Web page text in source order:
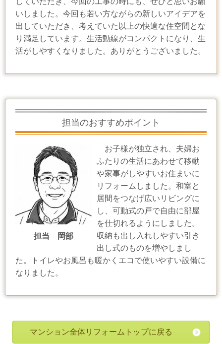
いしました。今回も若い方ながらの新しいアイデアを
出していただき、考えていた以上の快適な住空間とな
り満足しています。生活動線がコンパクトになり、生
活がしやすくなりました。ありがとうございました。
担当のおすすめポイント
担当 岡部
お子様が独立され、夫婦お
ふたりの生活にあわせて移動
や家事がしやすいお住まいに
リフォームしました。和室と
居間をつなげ広いリビングに
し、可動式の戸で自由に部屋
を仕切れるようにしました。
収納も出し入れしやすい引き
出し式のものを増やしまし
た。トイレやお風呂も暖かくエコで使いやすい設備に
なりました。
マンション全体リフォームトップに戻る